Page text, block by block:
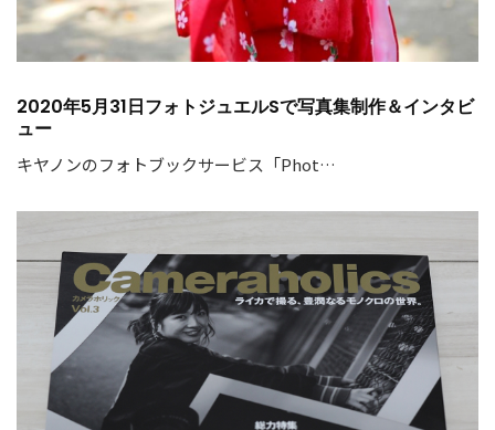
2020年5月31日フォトジュエルSで写真集制作＆インタビ
ュー
キヤノンのフォトブックサービス「Phot…